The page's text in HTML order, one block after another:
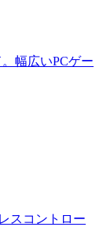
幅広いPCゲー
スコントロー